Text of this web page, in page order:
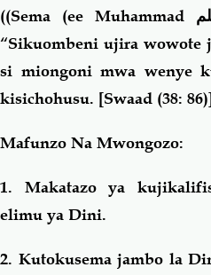
((Sema (ee Muhammad
“Sikuombeni ujira
si miongoni mwa wenye
kisichohusu. [Swaad (38:
Mafunzo Na Mwongozo:
1. Makatazo ya
elimu ya Dini.
2. Kutokusema jambo la